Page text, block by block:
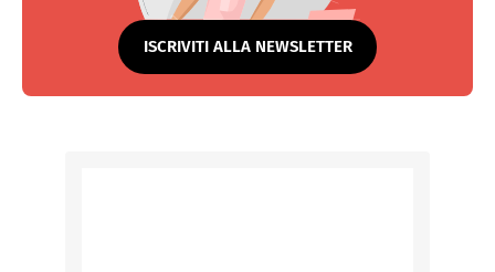
ISCRIVITI ALLA NEWSLETTER